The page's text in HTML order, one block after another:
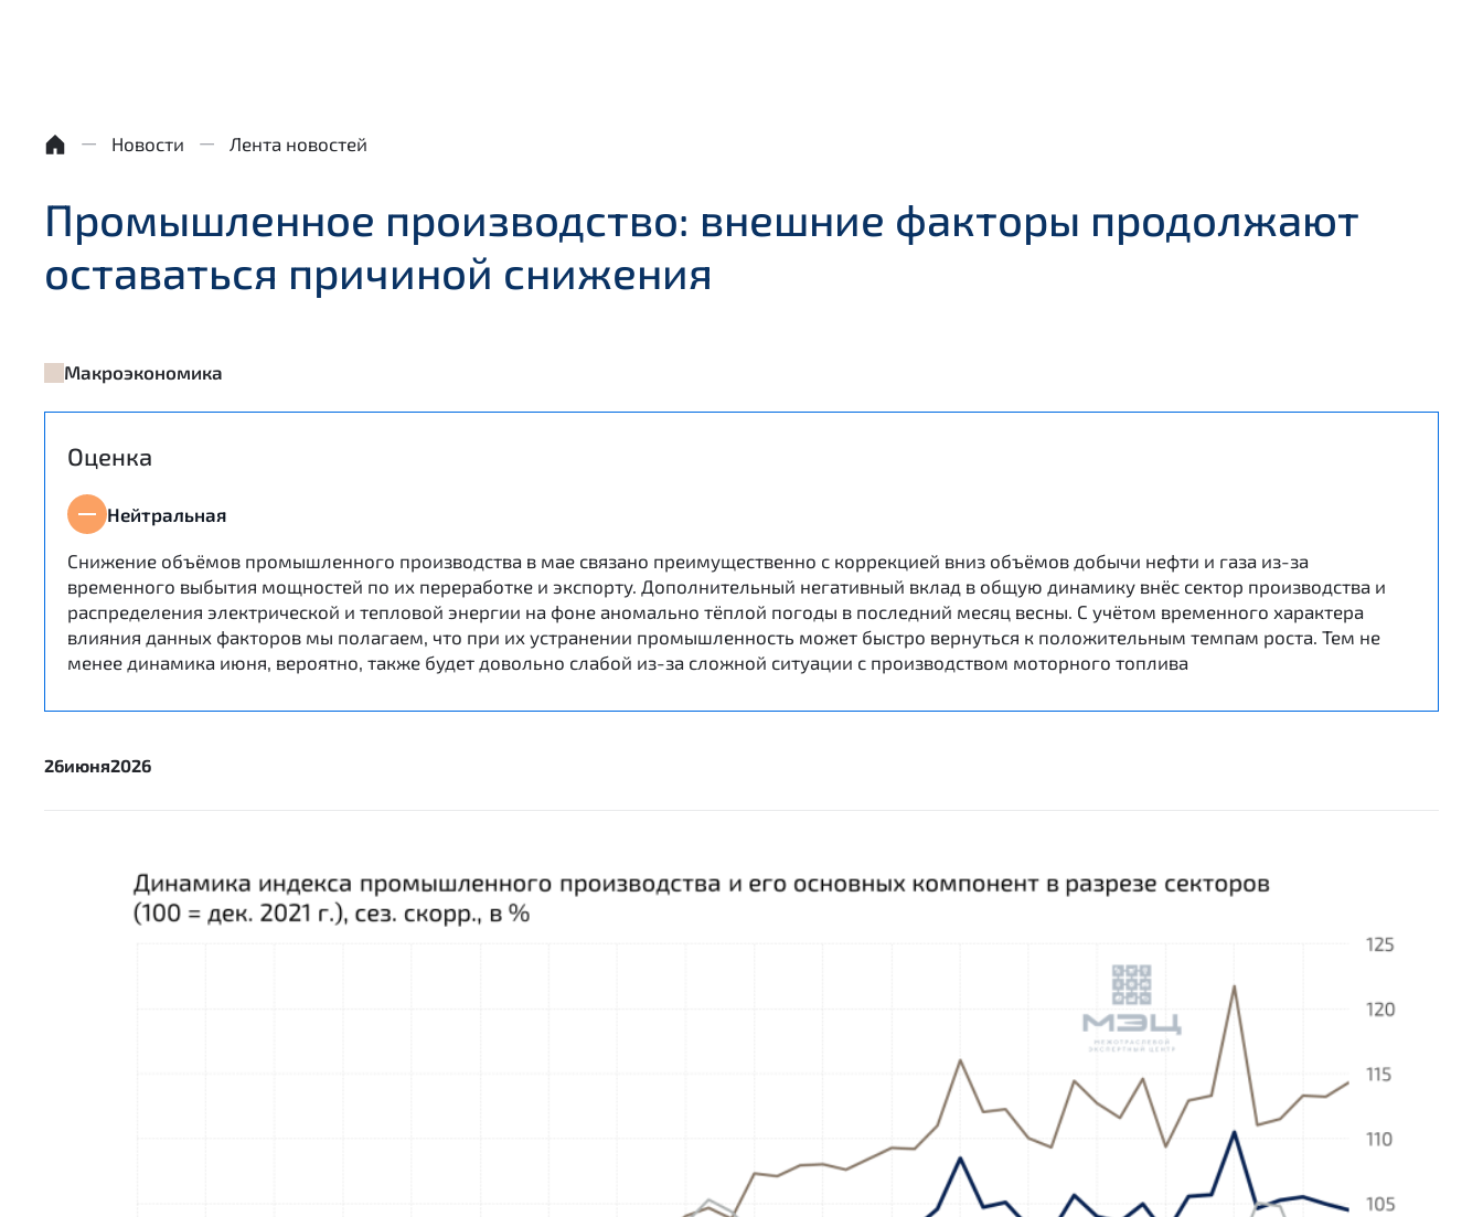
Новости Лента новостей
Промышленное производство: внешние факторы продолжают
оставаться причиной снижения
Макроэкономика
Оценка
Нейтральная
Снижение объёмов промышленного производства в мае связано преимущественно с коррекцией вниз объёмов добычи нефти и газа из-за
временного выбытия мощностей по их переработке и экспорту. Дополнительный негативный вклад в общую динамику внёс сектор производства и
распределения электрической и тепловой энергии на фоне аномально тёплой погоды в последний месяц весны. С учётом временного характера
влияния данных факторов мы полагаем, что при их устранении промышленность может быстро вернуться к положительным темпам роста. Тем не
менее динамика июня, вероятно, также будет довольно слабой из-за сложной ситуации с производством моторного топлива
26июня2026